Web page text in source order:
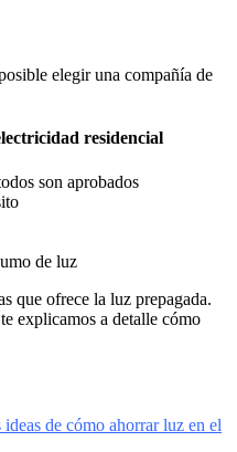
elegir una compañía de
residencial
son aprobados
de luz
que ofrece la luz prepagada.
explicamos a detalle cómo
de cómo ahorrar luz en el